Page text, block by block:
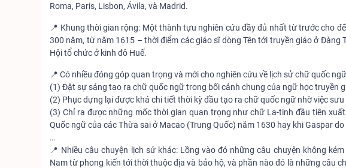
Roma, Paris, Lisbon, Ávila, và Madrid.
📍 Khung thời gian rộng: Một thành tựu nghiên cứu đầy đủ nhất từ trước cho
300 năm, từ năm 1615 – thời điểm các giáo sĩ dòng Tên tới truyền giáo ở
Hội tổ chức ở kinh đô Huế.
📍 Có nhiều đóng góp quan trọng và mới cho nghiên cứu về lịch sử chữ quốc
(1) Đặt sự sáng tạo ra chữ quốc ngữ trong bối cảnh chung của ngữ học truyền
(2) Phục dựng lại được khá chi tiết thời kỳ đầu tạo ra chữ quốc ngữ nhờ việc
(3) Chỉ ra được những mốc thời gian quan trọng như chữ La-tinh đầu tiên
Quốc ngữ của các Thừa sai ở Macao (Trung Quốc) năm 1630 hay khi Gaspar
…
📍 Nhiều câu chuyện lịch sử khác: Lồng vào đó những câu chuyện không
Nam từ phong kiến tới thời thuộc địa và bảo hộ, và phần nào đó là những câu